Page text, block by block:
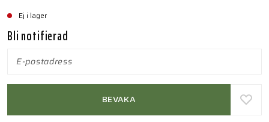
Ej i lager
Bli notifierad
BEVAKA